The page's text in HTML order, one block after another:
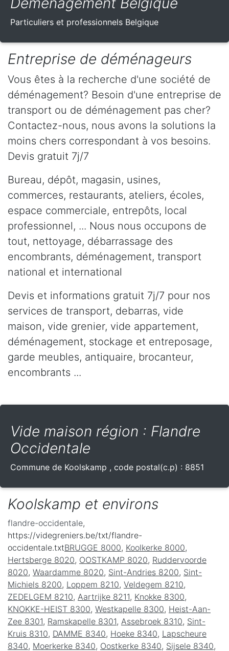
Particuliers et professionnels Belgique
Entreprise de déménageurs
Vous êtes à la recherche d'une société de
déménagement? Besoin d'une entreprise de
transport ou de déménagement pas cher?
Contactez-nous, nous avons la solutions la
moins chers correspondant à vos besoins.
Devis gratuit 7j/7
Bureau, dépôt, magasin, usines,
commerces, restaurants, ateliers, écoles,
espace commerciale, entrepôts, local
professionnel, ... Nous nous occupons de
tout, nettoyage, débarrassage des
encombrants, déménagement, transport
national et international
Devis et informations gratuit 7j/7 pour nos
services de transport, debarras, vide
maison, vide grenier, vide appartement,
déménagement, stockage et entreposage,
garde meubles, antiquaire, brocanteur,
encombrants ...
Vide maison région : Flandre
Occidentale
Commune de Koolskamp , code postal(c.p) : 8851
Koolskamp et environs
flandre-occidentale,
https://videgreniers.be/txt/flandre-
occidentale.txtBRUGGE 8000, Koolkerke 8000,
Hertsberge 8020, OOSTKAMP 8020, Ruddervoorde
8020, Waardamme 8020, Sint-Andries 8200, Sint-
Michiels 8200, Loppem 8210, Veldegem 8210,
ZEDELGEM 8210, Aartrijke 8211, Knokke 8300,
KNOKKE-HEIST 8300, Westkapelle 8300, Heist-Aan-
Zee 8301, Ramskapelle 8301, Assebroek 8310, Sint-
Kruis 8310, DAMME 8340, Hoeke 8340, Lapscheure
8340, Moerkerke 8340, Oostkerke 8340, Sijsele 8340,